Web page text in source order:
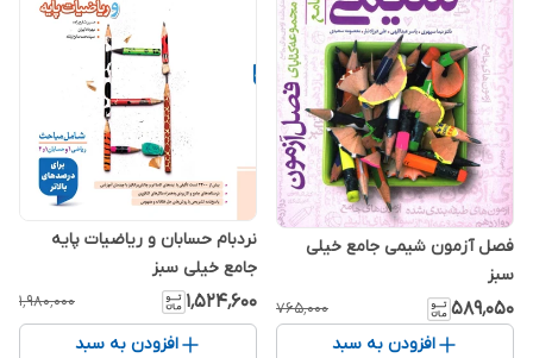
فصل آزمون شیمی جامع خیلی
سبز
۵۸۹٬۰۵۰ ۷۶۵٬۰۰۰
افزودن به سبد
نردبام حسابان و ریاضیات پایه
جامع خیلی سبز
۱٬۵۲۴٬۶۰۰ ۱٬۹۸۰٬۰۰۰
افزودن به سبد